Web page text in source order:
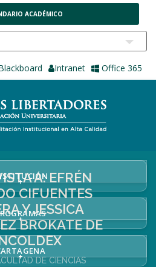
ACADÉMICO
Intranet Office 365
+
+
+
A: EFRÉN
CIFUENTES
Y JESSICA
BROKATE DE
DE CIENCIAS